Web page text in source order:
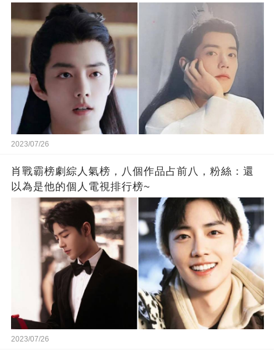
2023/07/26
肖戰霸榜劇綜人氣榜，八個作品占前八，粉絲：還
以為是他的個人電視排行榜~
2023/07/26